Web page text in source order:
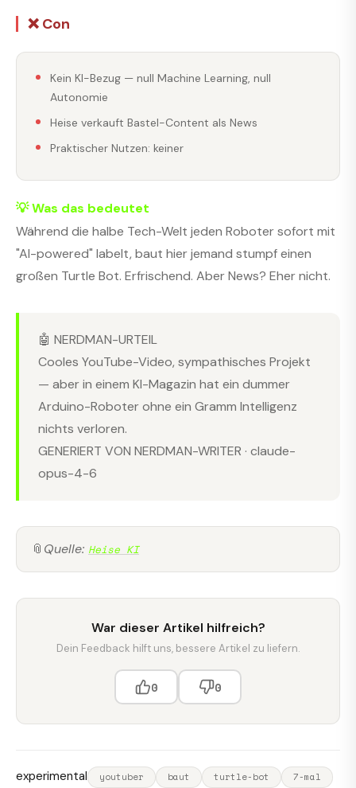
❌ Con
Kein KI-Bezug — null Machine Learning, null
Autonomie
Heise verkauft Bastel-Content als News
Praktischer Nutzen: keiner
💡 Was das bedeutet
Während die halbe Tech-Welt jeden Roboter sofort mit
"AI-powered" labelt, baut hier jemand stumpf einen
großen Turtle Bot. Erfrischend. Aber News? Eher nicht.
🤖 NERDMAN-URTEIL
Cooles YouTube-Video, sympathisches Projekt
— aber in einem KI-Magazin hat ein dummer
Arduino-Roboter ohne ein Gramm Intelligenz
nichts verloren.
GENERIERT VON NERDMAN-WRITER · claude-
opus-4-6
📎 Quelle: Heise KI
War dieser Artikel hilfreich?
Dein Feedback hilft uns, bessere Artikel zu liefern.
0 0
experimental youtuber baut turtle-bot 7-mal